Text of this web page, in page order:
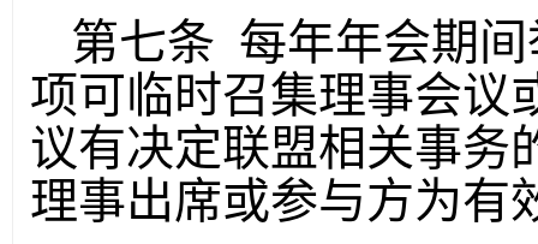
第七条 每年年会期
项可临时召集理事会议
议有决定联盟相关事务
理事出席或参与方为有